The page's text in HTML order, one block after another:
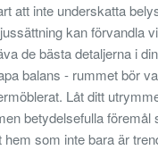
att inte underskatta
kan förvandla
de bästa detaljerna i
balans - rummet bör
Låt ditt
betydelsefulla föremål
som inte bara är